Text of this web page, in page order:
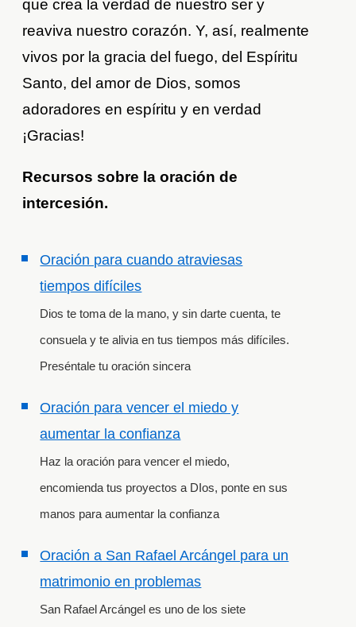
que crea la verdad de nuestro ser y
reaviva nuestro corazón. Y, así, realmente
vivos por la gracia del fuego, del Espíritu
Santo, del amor de Dios, somos
adoradores en espíritu y en verdad
¡Gracias!
Recursos sobre la oración de
intercesión.
Oración para cuando atraviesas
tiempos difíciles
Dios te toma de la mano, y sin darte cuenta, te
consuela y te alivia en tus tiempos más difíciles.
Preséntale tu oración sincera
Oración para vencer el miedo y
aumentar la confianza
Haz la oración para vencer el miedo,
encomienda tus proyectos a DIos, ponte en sus
manos para aumentar la confianza
Oración a San Rafael Arcángel para un
matrimonio en problemas
San Rafael Arcángel es uno de los siete